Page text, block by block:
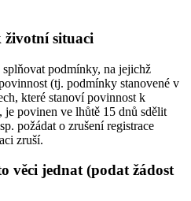
situaci
podmínky, na jejichž
(tj. podmínky stanovené v
které stanoví povinnost k
povinen ve lhůtě 15 dnů sdělit
požádat o zrušení registrace
zruší.
věci jednat (podat žádost